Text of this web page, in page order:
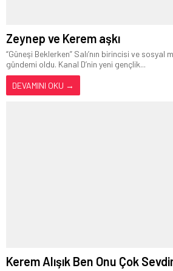
Zeynep ve Kerem aşkı
“Güneşi Beklerken” Salı’nın birincisi ve sosyal
gündemi oldu. Kanal D’nin yeni gençlik...
DEVAMINI OKU →
Kerem Alışık Ben Onu Çok